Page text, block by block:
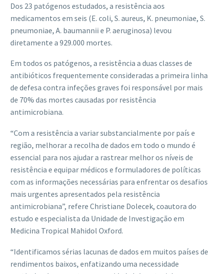
Dos 23 patógenos estudados, a resistência aos
medicamentos em seis (E. coli, S. aureus, K. pneumoniae, S.
pneumoniae, A. baumannii e P. aeruginosa) levou
diretamente a 929.000 mortes.
Em todos os patógenos, a resistência a duas classes de
antibióticos frequentemente consideradas a primeira linha
de defesa contra infeções graves foi responsável por mais
de 70% das mortes causadas por resistência
antimicrobiana.
“Com a resistência a variar substancialmente por país e
região, melhorar a recolha de dados em todo o mundo é
essencial para nos ajudar a rastrear melhor os níveis de
resistência e equipar médicos e formuladores de políticas
com as informações necessárias para enfrentar os desafios
mais urgentes apresentados pela resistência
antimicrobiana”, refere Christiane Dolecek, coautora do
estudo e especialista da Unidade de Investigação em
Medicina Tropical Mahidol Oxford.
“Identificamos sérias lacunas de dados em muitos países de
rendimentos baixos, enfatizando uma necessidade